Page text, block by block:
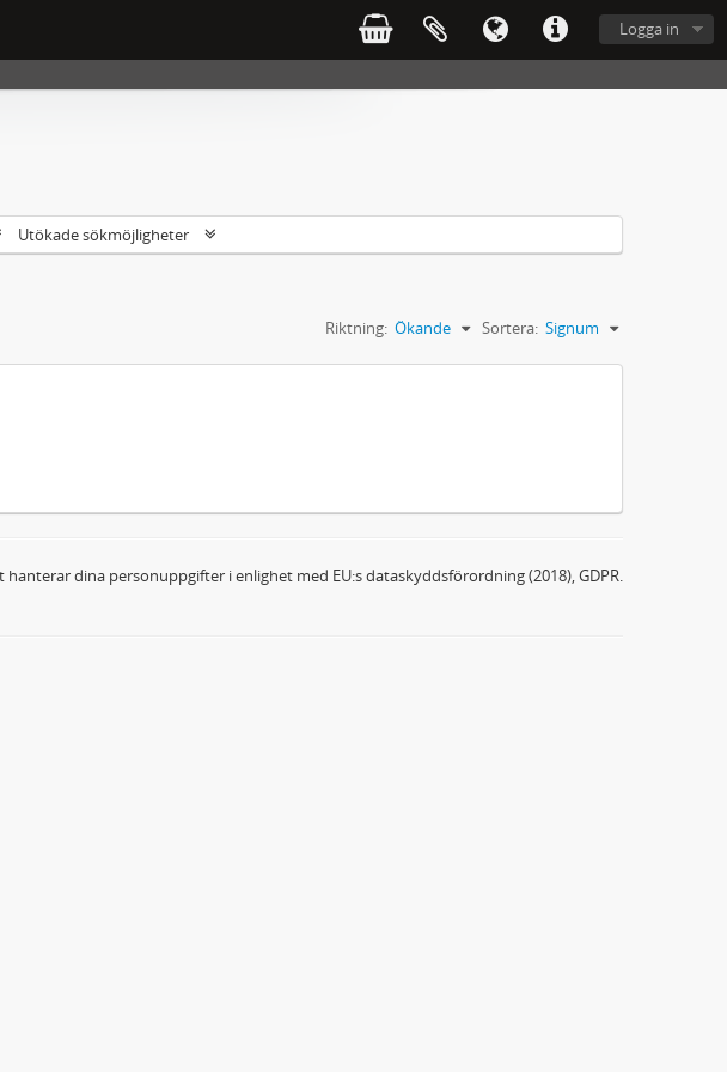
Logga in
Utökade sökmöjligheter
Sortera: Signum
Riktning: Ökande
dina personuppgifter i enlighet med EU:s dataskyddsförordning (2018), GDPR.